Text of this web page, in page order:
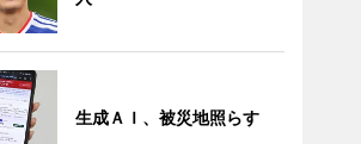
生成ＡＩ、被災地照らす